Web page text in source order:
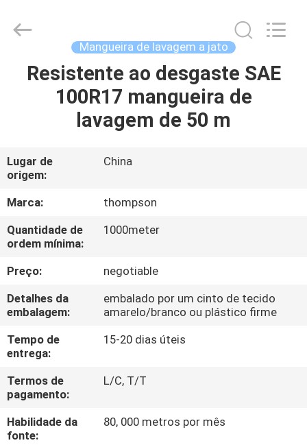
CASA
PRODUTOS
SOBRE
NÓS
EXCURSÃO
DA
FÁBRICA
CONTROLE
DA
QUALIDADE
CONTACTE-
NOS
lavagem
Copyright
(Hebei)
Ltd.
Rights
Reserved.
ECER
Mangueira de lavagem a jato
Resistente ao desgaste SAE
100R17 mangueira de
lavagem de 50 m
Lugar de
origem:
China
Marca:
thompson
Quantidade de
ordem mínima:
1000meter
Preço:
negotiable
Detalhes da
embalagem:
embalado por um cinto de tecido
amarelo/branco ou plástico firme
Tempo de
entrega:
15-20 dias úteis
Termos de
pagamento:
L/C, T/T
Habilidade da
fonte:
80, 000 metros por mês